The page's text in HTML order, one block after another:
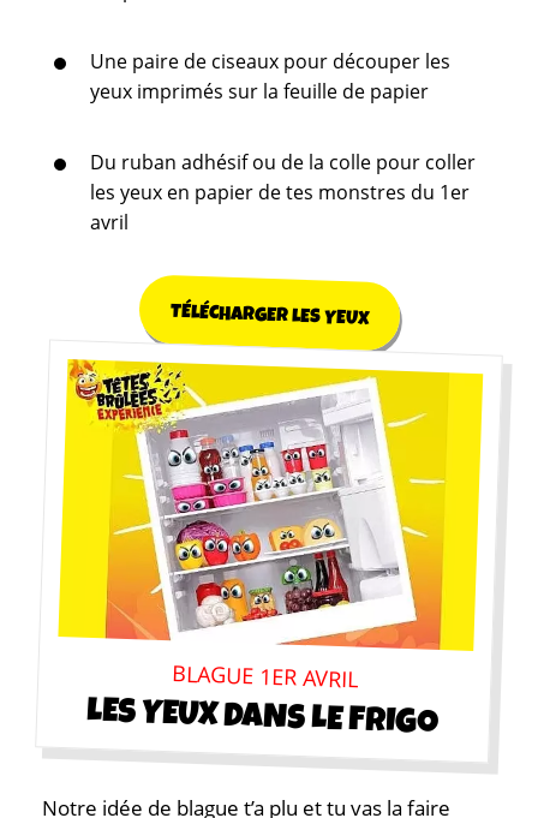
Où nous
Une paire de ciseaux pour découper les
yeux imprimés sur la feuille de papier
Du ruban adhésif ou de la colle pour coller
les yeux en papier de tes monstres du 1er
avril
TÉLÉCHARGER LES YEUX
BLAGUE 1ER AVRIL
LES YEUX DANS LE FRIGO
Notre idée de blague t’a plu et tu vas la faire